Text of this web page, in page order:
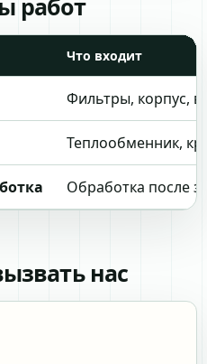
работ
Что входит
Фильтры, корпус,
Теплообменник,
Обработка после
нас